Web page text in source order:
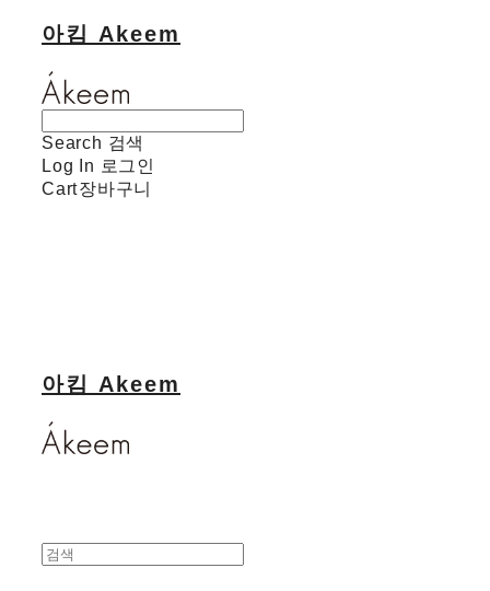
아킴 Akeem
Search 검색
Log In 로그인
Cart장바구니
아킴 Akeem